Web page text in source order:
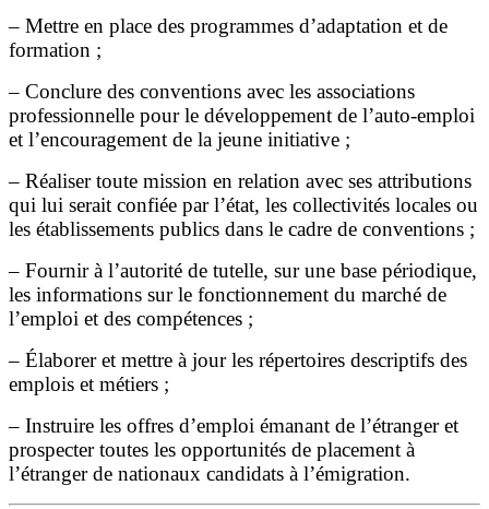
– Mettre en place des programmes d’adaptation et de
formation ;
– Conclure des conventions avec les associations
professionnelle pour le développement de l’auto-emploi
et l’encouragement de la jeune initiative ;
– Réaliser toute mission en relation avec ses attributions
qui lui serait confiée par l’état, les collectivités locales ou
les établissements publics dans le cadre de conventions ;
– Fournir à l’autorité de tutelle, sur une base périodique,
les informations sur le fonctionnement du marché de
l’emploi et des compétences ;
– Élaborer et mettre à jour les répertoires descriptifs des
emplois et métiers ;
– Instruire les offres d’emploi émanant de l’étranger et
prospecter toutes les opportunités de placement à
l’étranger de nationaux candidats à l’émigration.